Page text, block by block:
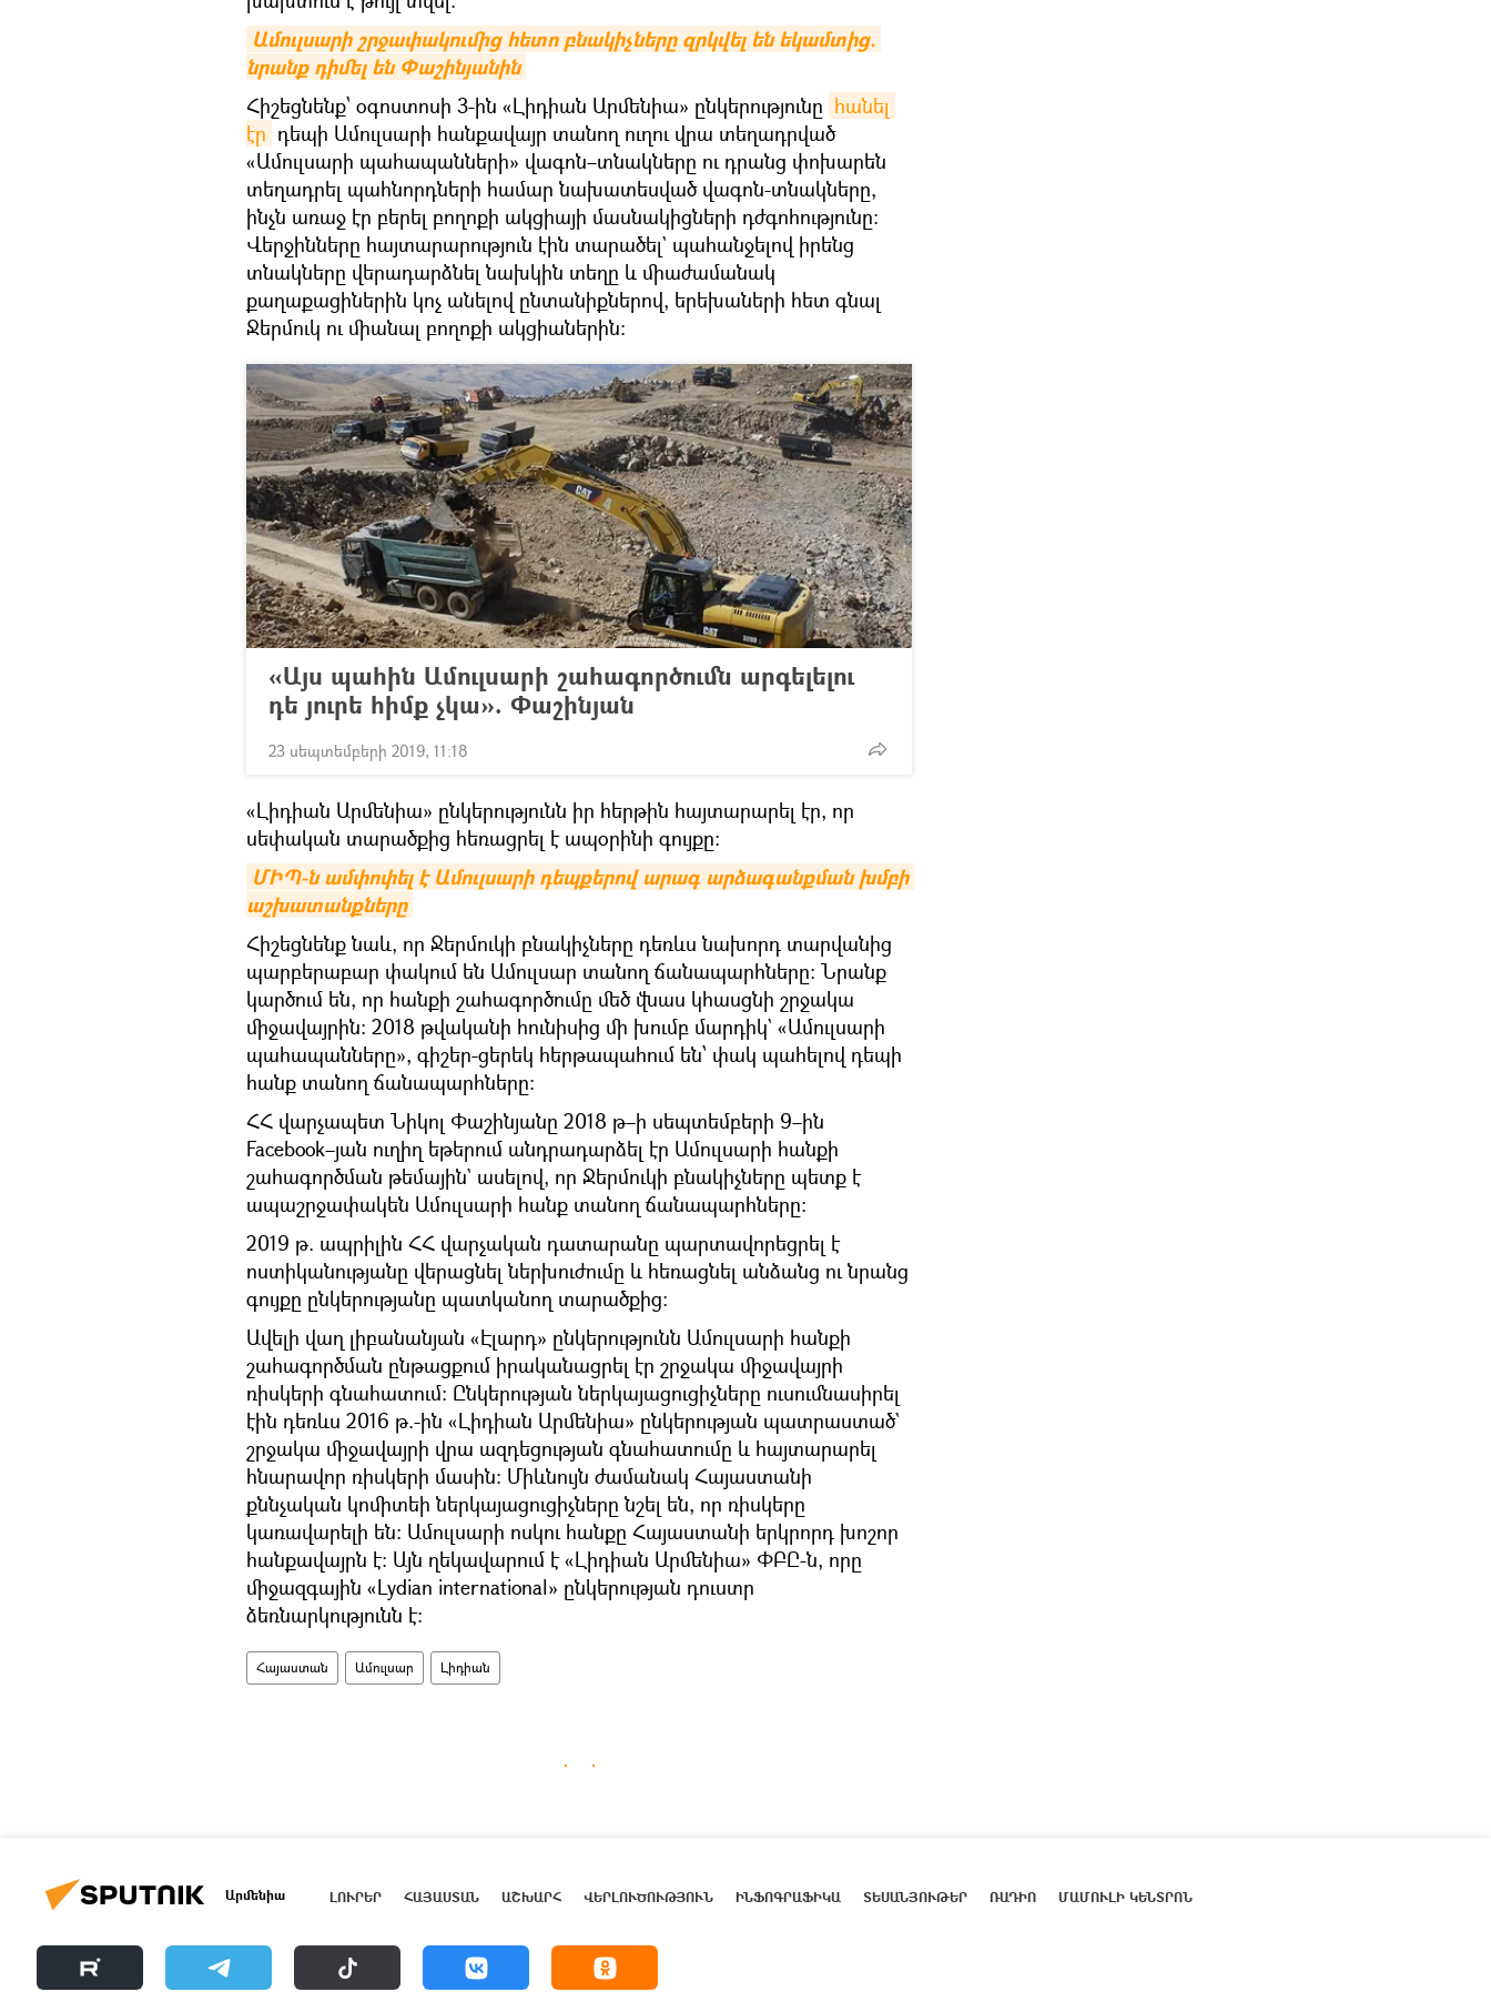
Ամուլսարի շրջափակումից հետո բնակիչները զրկվել են եկամտից.
նրանք դիմել են Փաշինյանին
Հիշեցնենք՝ օգոստոսի 3-ին «Լիդիան Արմենիա» ընկերությունը հանել
էր դեպի Ամուլսարի հանքավայր տանող ուղու վրա տեղադրված
«Ամուլսարի պահապանների» վագոն–տնակները ու դրանց փոխարեն
տեղադրել պահնորդների համար նախատեսված վագոն-տնակները,
ինչն առաջ էր բերել բողոքի ակցիայի մասնակիցների դժգոհությունը:
Վերջինները հայտարարություն էին տարածել` պահանջելով իրենց
տնակները վերադարձնել նախկին տեղը և միաժամանակ
քաղաքացիներին կոչ անելով ընտանիքներով, երեխաների հետ գնալ
Ջերմուկ ու միանալ բողոքի ակցիաներին:
«Այս պահին Ամուլսարի շահագործումն արգելելու
դե յուրե հիմք չկա». Փաշինյան
23 սեպտեմբերի 2019, 11:18
«Լիդիան Արմենիա» ընկերությունն իր հերթին հայտարարել էր, որ
սեփական տարածքից հեռացրել է ապօրինի գույքը։
ՄԻՊ-ն ամփոփել է Ամուլսարի դեպքերով արագ արձագանքման խմբի
աշխատանքները
Հիշեցնենք նաև, որ Ջերմուկի բնակիչները դեռևս նախորդ տարվանից
պարբերաբար փակում են Ամուլսար տանող ճանապարհները: Նրանք
կարծում են, որ հանքի շահագործումը մեծ վնաս կհասցնի շրջակա
միջավայրին: 2018 թվականի հունիսից մի խումբ մարդիկ` «Ամուլսարի
պահապանները», գիշեր-ցերեկ հերթապահում են՝ փակ պահելով դեպի
հանք տանող ճանապարհները։
ՀՀ վարչապետ Նիկոլ Փաշինյանը 2018 թ–ի սեպտեմբերի 9–ին
Facebook–յան ուղիղ եթերում անդրադարձել էր Ամուլսարի հանքի
շահագործման թեմային` ասելով, որ Ջերմուկի բնակիչները պետք է
ապաշրջափակեն Ամուլսարի հանք տանող ճանապարհները:
2019 թ. ապրիլին ՀՀ վարչական դատարանը պարտավորեցրել է
ոստիկանությանը վերացնել ներխուժումը և հեռացնել անձանց ու նրանց
գույքը ընկերությանը պատկանող տարածքից։
Ավելի վաղ լիբանանյան «Էլարդ» ընկերությունն Ամուլսարի հանքի
շահագործման ընթացքում իրականացրել էր շրջակա միջավայրի
ռիսկերի գնահատում: Ընկերության ներկայացուցիչները ուսումնասիրել
էին դեռևս 2016 թ.-ին «Լիդիան Արմենիա» ընկերության պատրաստած`
շրջակա միջավայրի վրա ազդեցության գնահատումը և հայտարարել
հնարավոր ռիսկերի մասին: Միևնույն ժամանակ Հայաստանի
քննչական կոմիտեի ներկայացուցիչները նշել են, որ ռիսկերը
կառավարելի են: Ամուլսարի ոսկու հանքը Հայաստանի երկրորդ խոշոր
հանքավայրն է: Այն ղեկավարում է «Լիդիան Արմենիա» ՓԲԸ-ն, որը
միջազգային «Lydian international» ընկերության դուստր
ձեռնարկությունն է:
Հայաստան Ամուլսար Լիդիան
Արմենիա ԼՈՒՐԵՐ ՀԱՅԱՍՏԱՆ ԱՇԽԱՐՀ ՎԵՐԼՈՒԾՈՒԹՅՈՒՆ ԻՆՖՈԳՐԱՖԻԿԱ ՏԵՍԱՆՅՈՒԹԵՐ ՌԱԴԻՈ ՄԱՄՈՒԼԻ ԿԵՆՏՐՈՆ